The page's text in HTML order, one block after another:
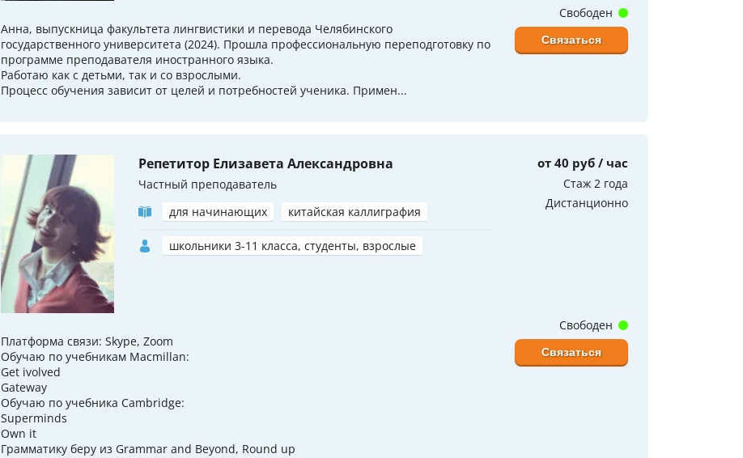
Анна, выпускница факультета лингвистики и перевода Челябинского
государственного университета (2024). Прошла профессиональную переподготовку по
программе преподавателя иностранного языка.
Работаю как с детьми, так и со взрослыми.
Процесс обучения зависит от целей и потребностей ученика. Примен...
Свободен
Связаться
Репетитор Елизавета Александровна
Частный преподаватель
для начинающих
китайская каллиграфия
школьники 3-11 класса, студенты, взрослые
от 40 руб / час
Стаж 2 года
Дистанционно
Платформа связи: Skype, Zoom
Oбучаю по учебникам Macmillan:
Get ivolved
Gateway
Обучаю по учебника Cambridge:
Superminds
Own it
Грамматику беру из Grammar and Beyond, Round up
Свободен
Связаться